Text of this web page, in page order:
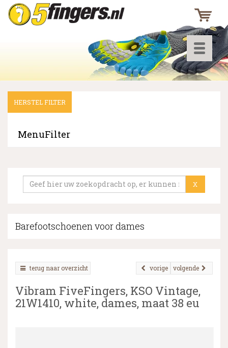
Toggle
▼
▼
▼
HERSTEL FILTER
MenuFilter
X
Barefootschoenen voor dames
terug naar overzicht volgende
vorige
Vibram FiveFingers, KSO Vintage,
21W1410, white, dames, maat 38 eu